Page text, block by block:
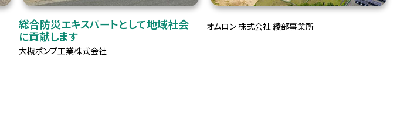
総合防災エキスパートとして地域社会
に貢献します
大槻ポンプ工業株式会社
オムロン 株式会社 綾部事業所